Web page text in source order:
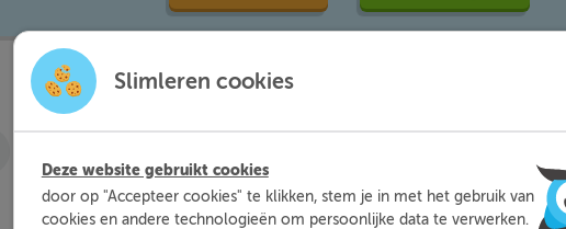
Slimleren cookies
Deze website gebruikt cookies
door op "Accepteer cookies" te klikken, stem je in met het gebruik van
cookies en andere technologieën om persoonlijke data te verwerken.